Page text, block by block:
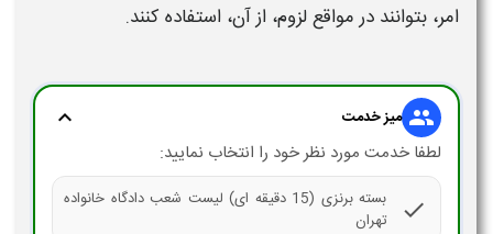
امر، بتوانند در مواقع لزوم، از آن، استفاده کنند.
group میز خدمت expand_more
لطفا خدمت مورد نظر خود را انتخاب نمایید:
check
بسته برنزی (15 دقیقه ای) لیست شعب دادگاه خانواده
تهران